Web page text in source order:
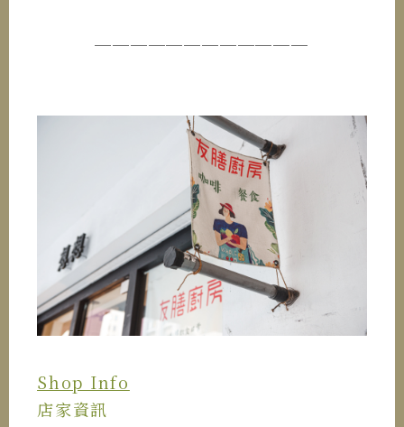
────────────
Shop Info
店家資訊